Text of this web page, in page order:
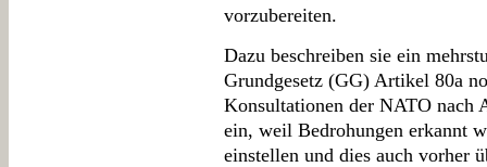
vorzubereiten.
Dazu beschreiben sie ein
Grundgesetz (GG) Artikel 80a
Konsultationen der NATO nach
ein, weil Bedrohungen erkannt
einstellen und dies auch vorher